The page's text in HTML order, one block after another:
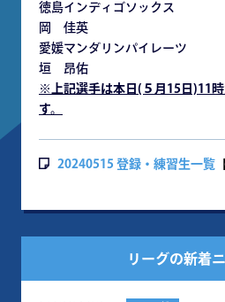
徳島インディゴソッ
岡 佳英
愛媛マンダリンパイ
垣 昂佑
※
上記選手は本日(５月15日)11
す。
20240515 登録・練習生一覧
リーグの新着